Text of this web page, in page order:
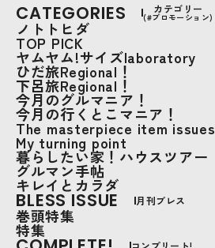
CATEGORIES カテゴリー
(#プロモーション)
ノトトヒダ
TOP PICK
ヤムヤム!サイズlaboratory
ひだ旅Regional！
下呂旅Regional！
今月のグルマニア！
今月の行くとこマニア！
The masterpiece item issues
My turning point
暮らしたい家！ハウスツアー
グルマン手帖
キレイとカラダ
BLESS ISSUE 月刊ブレス
巻頭特集
特集
コンプリート!